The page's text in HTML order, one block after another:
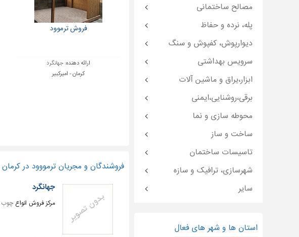
فروش ترموود
ارائه دهنده:جهانگرد
کرمان - امیرکبیر
فروشندگان و مجریان ترمووود در کرمان
جهانگرد
مرکز فروش انواعچوب
مصالح ساختمانی
پله، نرده و حفاظ
دیوارپوش، کفپوش و سنگ
سرویس بهداشتی
ابزار،یراق و ماشین آلات
برقی،روشنایی،ایمنی
محوطه سازی و نما
ساخت و ساز
تاسیسات ساختمان
شهرسازی، ترافیک و سازه
سایر
استان ها و شهر های فعال